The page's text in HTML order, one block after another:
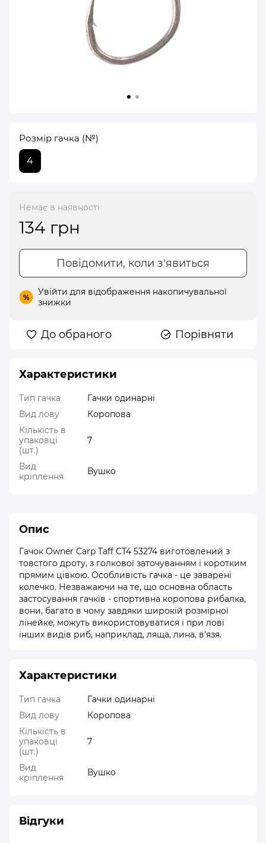
Розмір гачка (№)
4
Немає в наявності
134 грн
Повідомити, коли з'явиться
% Увійти для відображення накопичувальної
знижки
До обраного Порівняти
Характеристики
Тип гачка
Гачки одинарні
Вид лову
Коропова
Кількість в
упаковці
(шт.)
7
Вид
кріплення
Вушко
Опис
Гачок Owner Carp Taff CT4 53274 виготовлений з
товстого дроту, з голкової заточуванням і коротким
прямим цівкою. Особливість гачка - це заварені
колечко. Незважаючи на те, що основна область
застосування гачків - спортивна коропова рибалка,
вони, багато в чому завдяки широкій розмірної
лінейкe, можуть використовуватися і при лові
інших видів риб, наприклад, ляща, лина, в'язя.
Характеристики
Тип гачка
Гачки одинарні
Вид лову
Коропова
Кількість в
упаковці
(шт.)
7
Вид
кріплення
Вушко
Відгуки